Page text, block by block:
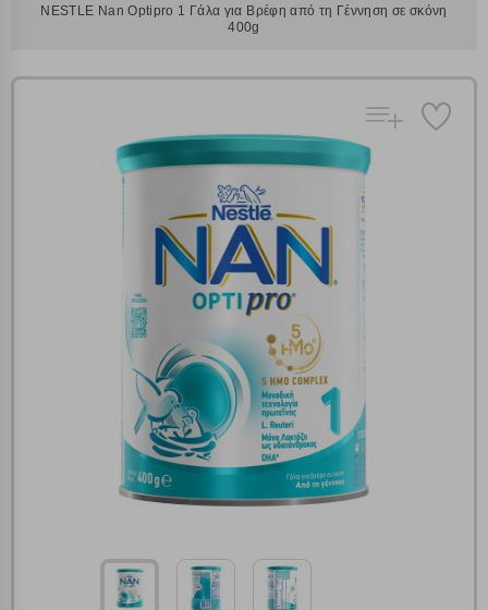
NESTLE Nan Optipro 1 Γάλα για Βρέφη από τη Γέννηση σε σκόνη
400g